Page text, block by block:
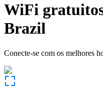
WiFi
Brazil
Conecte-se com os melhores